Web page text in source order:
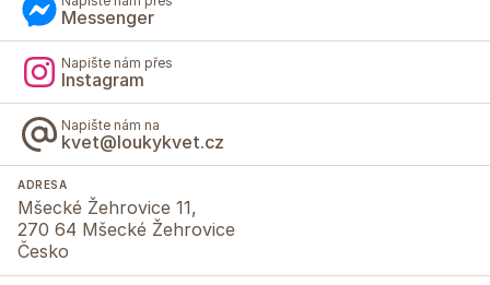
Messenger
Napište nám přes
Instagram
Napište nám na
kvet@loukykvet.cz
ADRESA
Mšecké Žehrovice 11,
270 64 Mšecké Žehrovice
Česko